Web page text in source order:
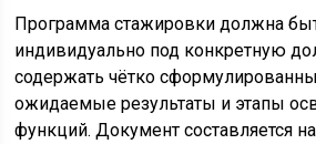
Программа стажировки должна
индивидуально под конкретную
содержать чётко
ожидаемые результаты и этапы
функций. Документ составляется